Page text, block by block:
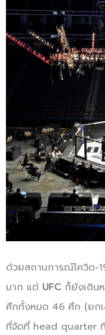
ด้วยสถานการณ์โควิด-
มาก แต่ UFC ก็ยังเดิน
ศึกทั้งหมด 46 ศึก (ยกเ
ที่จัดที่ head quarter